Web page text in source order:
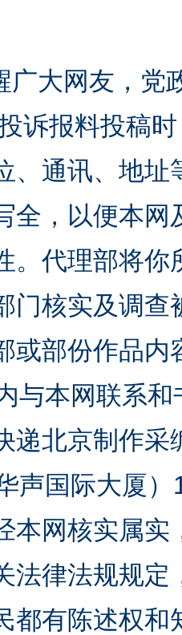
广大网友，党
诉报料投稿
、通讯、地
全，以便本
。代理部将
门核实及调
或部份作品
与本网联系
递北京制作
声国际大厦
本网核实属
法律法规规
都有陈述权